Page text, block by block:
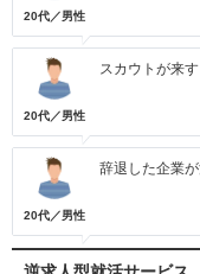
20代／男性
20代／男性
スカウトが来す
20代／男性
辞退した企業が